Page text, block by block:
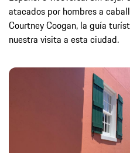
atacados por hombres a
Courtney Coogan, la guía
nuestra visita a esta ciudad.